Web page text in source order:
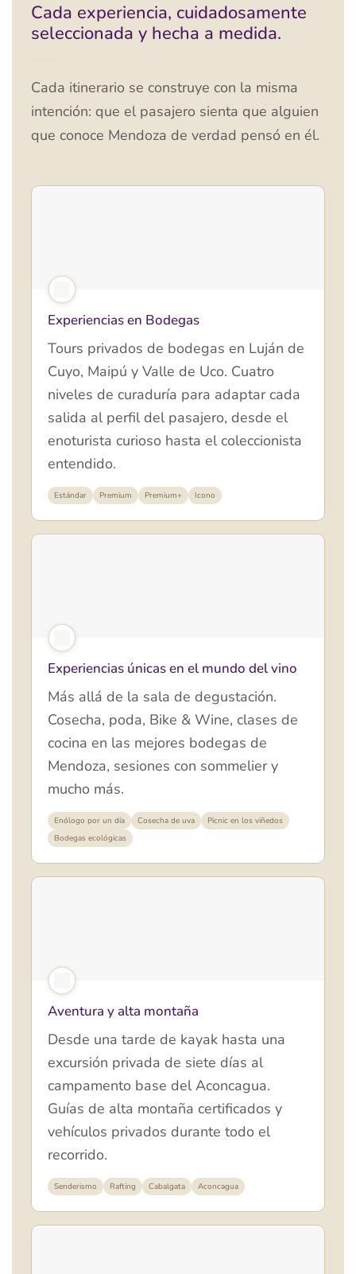
Cada experiencia, cuidadosamente
seleccionada y hecha a medida.
Cada itinerario se construye con la misma
intención: que el pasajero sienta que alguien
que conoce Mendoza de verdad pensó en él.
Experiencias en Bodegas
Tours privados de bodegas en Luján de
Cuyo, Maipú y Valle de Uco. Cuatro
niveles de curaduría para adaptar cada
salida al perfil del pasajero, desde el
enoturista curioso hasta el coleccionista
entendido.
Estándar Premium Premium+ Icono
Experiencias únicas en el mundo del vino
Más allá de la sala de degustación.
Cosecha, poda, Bike & Wine, clases de
cocina en las mejores bodegas de
Mendoza, sesiones con sommelier y
mucho más.
Enólogo por un día Cosecha de uva
Picnic en los viñedos
Bodegas ecológicas
Aventura y alta montaña
Desde una tarde de kayak hasta una
excursión privada de siete días al
campamento base del Aconcagua.
Guías de alta montaña certificados y
vehículos privados durante todo el
recorrido.
Senderismo Rafting Cabalgata Aconcagua